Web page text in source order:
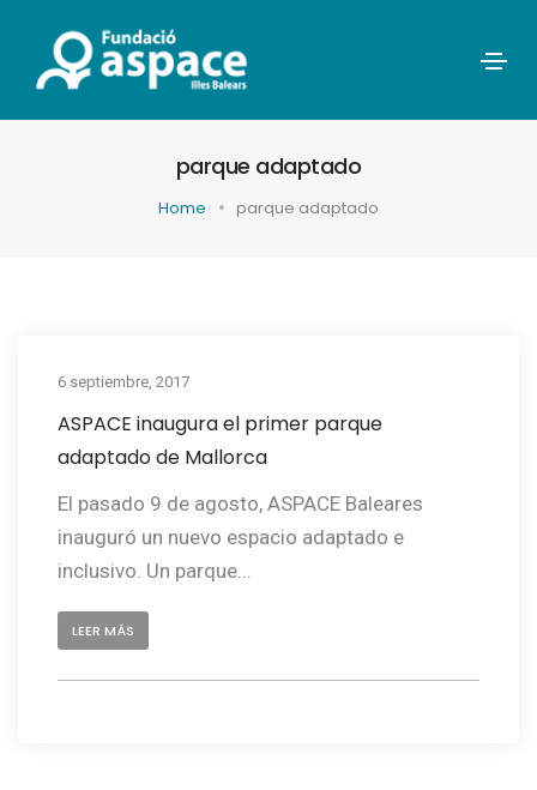
parque adaptado
Home parque adaptado
6 septiembre, 2017
ASPACE inaugura el primer parque
adaptado de Mallorca
El pasado 9 de agosto, ASPACE Baleares
inauguró un nuevo espacio adaptado e
inclusivo. Un parque...
LEER MÁS